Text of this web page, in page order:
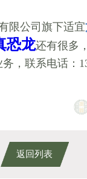
限公司旗下适宜
恐龙还有很多
，联系电话：
返回列表